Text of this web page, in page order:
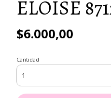
ELOISE
$6.000,00
Cantidad